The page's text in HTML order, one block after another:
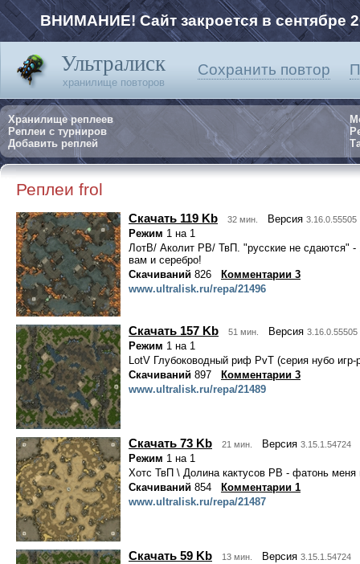
ВНИМАНИЕ! Сайт закроется в сентябре
Ультралиск
хранилище повторов
Сохранить повтор
Хранилище реплеев
Реплеи с турниров
Добавить реплей
Реплеи frol
Скачать 119 Kb 32 мин. Версия 3.16.0.55505
Режим 1 на 1
ЛотВ/ Аколит РВ/ ТвП. "русские не сдаются" -
вам и серебро!
Скачиваний 826
Комментарии 3
www.ultralisk.ru/repa/21496
Скачать 157 Kb 51 мин. Версия 3.16.0.55505
Режим 1 на 1
LotV Глубоководный риф PvT (серия нубо игр-
Скачиваний 897
Комментарии 3
www.ultralisk.ru/repa/21489
Скачать 73 Kb 21 мин. Версия 3.15.1.54724
Режим 1 на 1
Хотс ТвП \ Долина кактусов РВ - фатонь меня
Скачиваний 854
Комментарии 1
www.ultralisk.ru/repa/21487
Скачать 59 Kb 13 мин. Версия 3.15.1.54724